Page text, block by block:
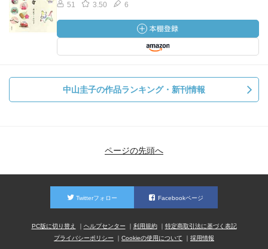
51 3.50 6
中山圭子の作品ランキング・新刊情報
ページの先頭へ
Twitterフォロー Facebookページ
PC版に切り替え ヘルプセンター 利用規約
特定商取引法に基づく表記
プライバシーポリシー
Cookieの使用について 採用情報